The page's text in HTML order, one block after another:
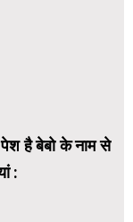
है बेबो के नाम से
: